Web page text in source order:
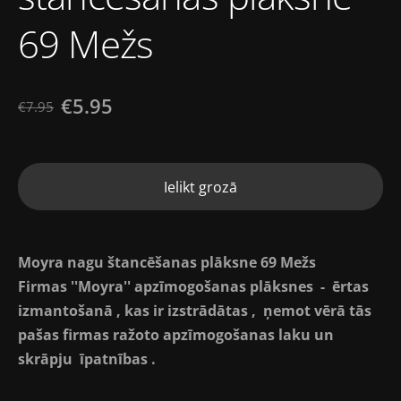
69 Mežs
€7.95 €5.95
Ielikt grozā
Moyra nagu štancēšanas plāksne 69 Mežs
Firmas ''Moyra'' apzīmogošanas plāksnes - ērtas
izmantošanā , kas ir izstrādātas , ņemot vērā tās
pašas firmas ražoto apzīmogošanas laku un
skrāpju īpatnības .